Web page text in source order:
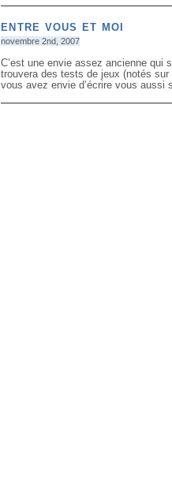
ENTRE VOUS ET MOI
novembre 2nd, 2007
C’est une envie assez ancienne qui
trouvera des tests de jeux (notés
vous avez envie d’écrire vous aussi